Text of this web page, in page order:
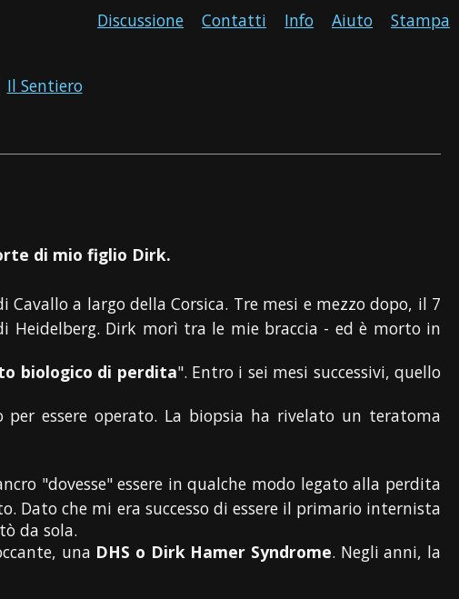
Stampa
Aiuto
Info
Contatti
Discussione
Il Sentiero
di mio figlio Dirk.
a largo della Corsica. Tre mesi e mezzo dopo, il 7
Heidelberg. Dirk morì tra le mie braccia - ed è morto in
biologico di perdita". Entro i sei mesi successivi, quello
essere operato. La biopsia ha rivelato un teratoma
"dovesse" essere in qualche modo legato alla perdita
Dato che mi era successo di essere il primario internista
da sola.
una DHS o Dirk Hamer Syndrome. Negli anni, la